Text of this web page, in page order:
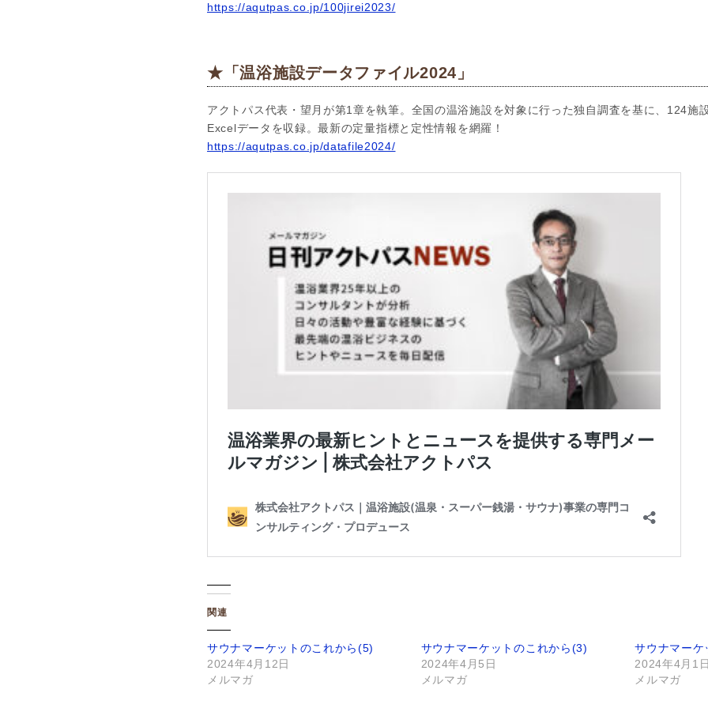
https://aqutpas.co.jp/100jirei2023/
★「温浴施設データファイル2024」
アクトパス代表・望月が第1章を執筆。全国の温浴施設を対象に行った独自調査を基に、124施
Excelデータを収録。最新の定量指標と定性情報を網羅！
https://aqutpas.co.jp/datafile2024/
関連
サウナマーケットのこれから(5)
2024年4月12日
メルマガ
サウナマーケットのこれから(3)
2024年4月5日
メルマガ
サウナマー
2024年4月1日
メルマガ